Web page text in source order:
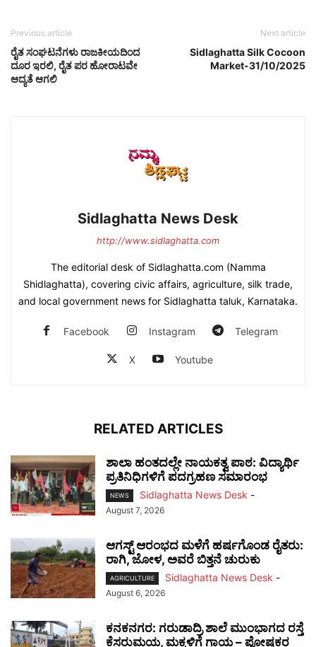
Previous article
ರೈತ ಸಂಘಟನೆಗಳು ರಾಜಕೀಯದಿಂದ
ದೂರ ಇರಲಿ, ರೈತ ಪರ ಹೋರಾಟವೇ
ಆದ್ಯತೆ ಆಗಲಿ
Next article
Sidlaghatta Silk Cocoon
Market-31/10/2025
Sidlaghatta News Desk
http://www.sidlaghatta.com
The editorial desk of Sidlaghatta.com (Namma
Shidlaghatta), covering civic affairs, agriculture, silk trade,
and local government news for Sidlaghatta taluk, Karnataka.
Facebook Instagram Telegram
X Youtube
RELATED ARTICLES
ಶಾಲಾ ಹಂತದಲ್ಲೇ ನಾಯಕತ್ವ ಪಾಠ: ವಿದ್ಯಾರ್ಥಿ
ಪ್ರತಿನಿಧಿಗಳಿಗೆ ಪದಗ್ರಹಣ ಸಮಾರಂಭ
NEWS Sidlaghatta News Desk -
August 7, 2026
ಆಗಸ್ಟ್ ಆರಂಭದ ಮಳೆಗೆ ಹರ್ಷಗೊಂಡ ರೈತರು:
ರಾಗಿ, ಜೋಳ, ಅವರೆ ಬಿತ್ತನೆ ಚುರುಕು
AGRICULTURE Sidlaghatta News Desk -
August 6, 2026
ಕನಕನಗರ: ಗರುಡಾದ್ರಿ ಶಾಲೆ ಮುಂಭಾಗದ ರಸ್ತೆ
ಕೆಸರುಮಯ, ಮಕ್ಕಳಿಗೆ ಗಾಯ – ಪೋಷಕರ